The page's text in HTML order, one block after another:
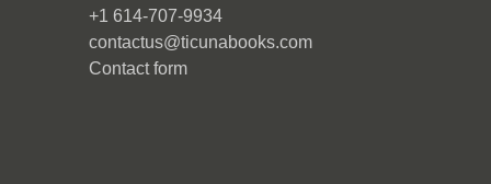
+1 614-707-9934
contactus@ticunabooks.com
Contact form